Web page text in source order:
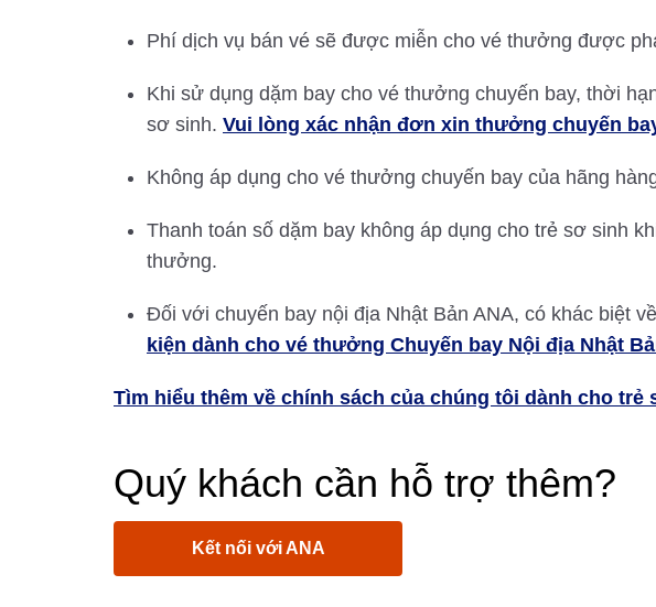
Phí dịch vụ bán vé sẽ được miễn cho vé thưởng được
Khi sử dụng dặm bay cho vé thưởng chuyến bay, thời
sơ sinh. Vui lòng xác nhận đơn xin thưởng chuyến
Không áp dụng cho vé thưởng chuyến bay của hãng
Thanh toán số dặm bay không áp dụng cho trẻ sơ sinh
thưởng.
Đối với chuyến bay nội địa Nhật Bản ANA, có khác biệt
kiện dành cho vé thưởng Chuyến bay Nội địa Nhật
Tìm hiểu thêm về chính sách của chúng tôi dành cho trẻ
Quý khách cần hỗ trợ thêm?
Kết nối với ANA